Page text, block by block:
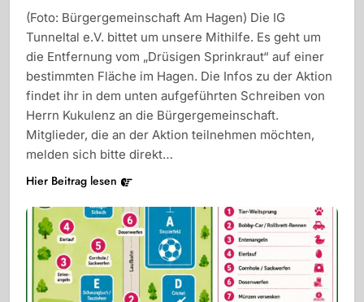
(Foto: Bürgergemeinschaft Am Hagen) Die IG
Tunneltal e.V. bittet um unsere Mithilfe. Es geht um
die Entfernung vom „Drüsigen Sprinkraut“ auf einer
bestimmten Fläche im Hagen. Die Infos zu der Aktion
findet ihr in dem unten aufgeführten Schreiben von
Herrn Kukulenz an die Bürgergemeinschaft.
Mitglieder, die an der Aktion teilnehmen möchten,
melden sich bitte direkt…
Hier Beitrag lesen